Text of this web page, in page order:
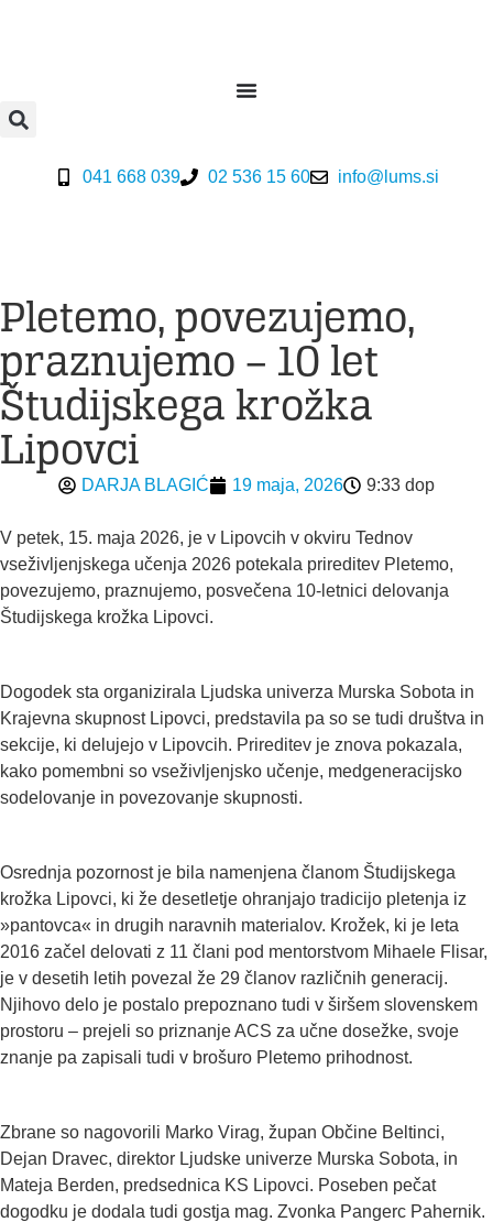
041 668 039 02 536 15 60 info@lums.si
Pletemo, povezujemo,
praznujemo – 10 let
Študijskega krožka
Lipovci
DARJA BLAGIĆ 19 maja, 2026 9:33 dop
V petek, 15. maja 2026, je v Lipovcih v okviru Tednov
vseživljenjskega učenja 2026 potekala prireditev Pletemo,
povezujemo, praznujemo, posvečena 10-letnici delovanja
Študijskega krožka Lipovci.
Dogodek sta organizirala Ljudska univerza Murska Sobota in
Krajevna skupnost Lipovci, predstavila pa so se tudi društva in
sekcije, ki delujejo v Lipovcih. Prireditev je znova pokazala,
kako pomembni so vseživljenjsko učenje, medgeneracijsko
sodelovanje in povezovanje skupnosti.
Osrednja pozornost je bila namenjena članom Študijskega
krožka Lipovci, ki že desetletje ohranjajo tradicijo pletenja iz
»pantovca« in drugih naravnih materialov. Krožek, ki je leta
2016 začel delovati z 11 člani pod mentorstvom Mihaele Flisar,
je v desetih letih povezal že 29 članov različnih generacij.
Njihovo delo je postalo prepoznano tudi v širšem slovenskem
prostoru – prejeli so priznanje ACS za učne dosežke, svoje
znanje pa zapisali tudi v brošuro Pletemo prihodnost.
Zbrane so nagovorili Marko Virag, župan Občine Beltinci,
Dejan Dravec, direktor Ljudske univerze Murska Sobota, in
Mateja Berden, predsednica KS Lipovci. Poseben pečat
dogodku je dodala tudi gostja mag. Zvonka Pangerc Pahernik.